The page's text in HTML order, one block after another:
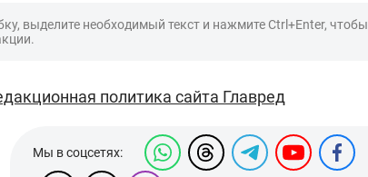
выделите необходимый текст и нажмите Ctrl+Enter, чтобы
политика сайта Главред
Мы в соцсетях: